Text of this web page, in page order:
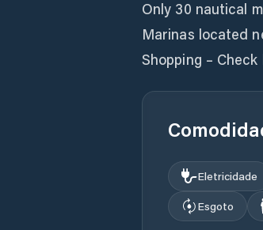
Only 30 nautical
Marinas located
Shopping –
Eletricidade
Esgoto